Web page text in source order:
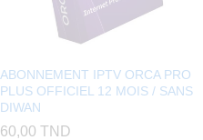
ABONNEMENT IPTV ORCA PRO
PLUS OFFICIEL 12 MOIS / SANS
DIWAN
60,00 TND